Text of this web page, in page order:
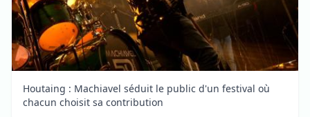
Houtaing : Machiavel séduit le public d'un festival où
chacun choisit sa contribution